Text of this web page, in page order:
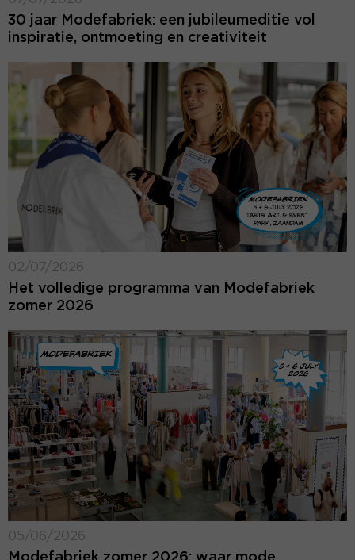
30 jaar Modefabriek: een jubileumeditie vol
inspiratie, ontmoeting en creativiteit
02/07/2026
Het volledige programma van Modefabriek
zomer 2026
05/06/2026
Modefabriek zomer 2026: waar mode,